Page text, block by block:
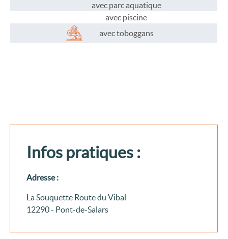
avec parc aquatique
avec piscine
avec toboggans
Infos pratiques :
Adresse :
La Souquette Route du Vibal
12290 - Pont-de-Salars